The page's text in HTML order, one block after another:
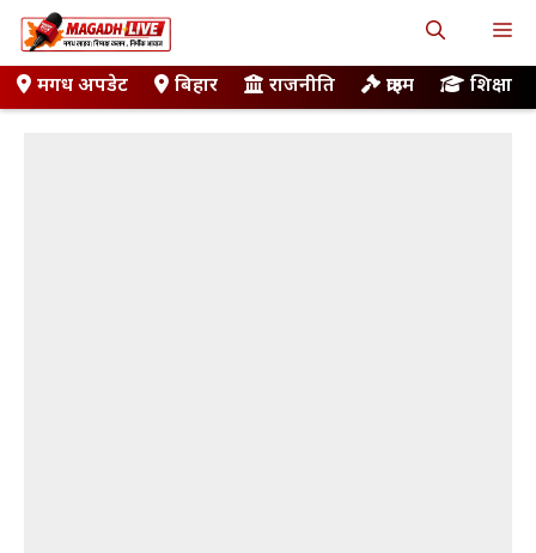
Skip
to
contentमगध अपडेट बिहार राजनीति क्राइम शिक्षा